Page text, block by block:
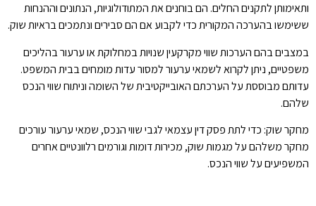
ותאימותן לתקנים החלים. הם בוחנים את המתודולוגיות, הנתונים וההנחות
ששימשו בהערכה המקורית כדי לקבוע אם הם סבירים ונתמכים בראיות שוק.
במצבים בהם הערכות שווי מקרקעין שנויות במחלוקת או ערעור בהליכים
משפטיים, ניתן לקרוא לשמאי ערעור למסור עדות מומחים בבית המשפט.
עדותם מבוססת על הערכתם האובייקטיבית של השומה וניתוח שווי הנכס
שלהם.
מחקר שוק: כדי לתת פסק דין עצמאי לגבי שווי הנכס, שמאי ערעור עורכים
מחקר משלהם על מגמות שוק, מכירות דומות וגורמים רלוונטיים אחרים
המשפיעים על שווי הנכס.